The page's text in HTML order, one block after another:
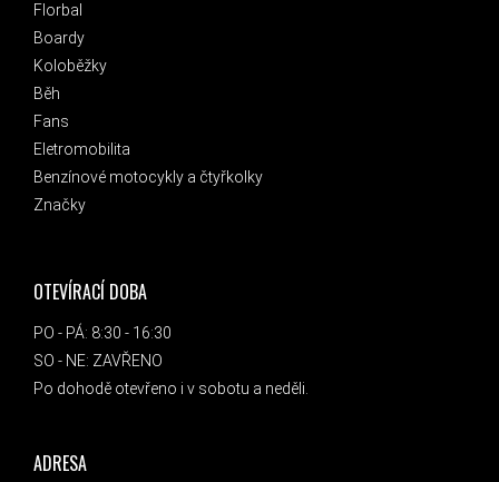
Florbal
Boardy
Koloběžky
Běh
Fans
Eletromobilita
Benzínové motocykly a čtyřkolky
Značky
OTEVÍRACÍ DOBA
PO - PÁ: 8:30 - 16:30
SO - NE: ZAVŘENO
Po dohodě otevřeno i v sobotu a neděli.
ADRESA